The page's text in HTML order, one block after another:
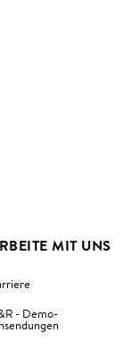
MIT UNS
- Demo-